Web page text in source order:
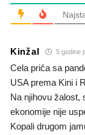
Kinžal 5 godine
Cela priča sa
USA prema Kini i
Na njihovu žalost,
ekonomije nije
Kopali drugom